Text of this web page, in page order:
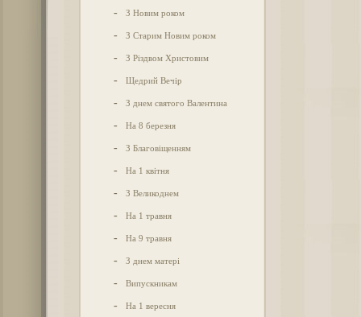
- З Новим роком
- З Старим Новим роком
- З Різдвом Христовим
- Щедрий Вечір
- З днем святого Валентина
- На 8 березня
- З Благовіщенням
- На 1 квітня
- З Великоднем
- На 1 травня
- На 9 травня
- З днем матері
- Випускникам
- На 1 вересня